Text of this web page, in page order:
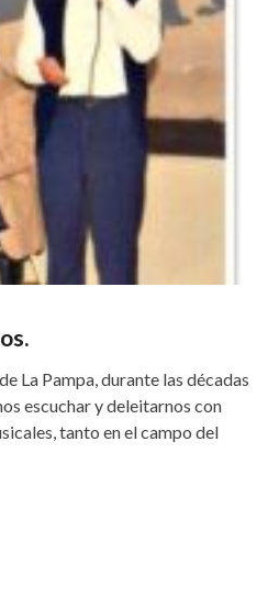
La Pampa, durante las décadas
escuchar y deleitarnos con
tanto en el campo del